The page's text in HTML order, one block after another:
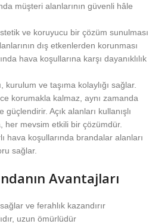
müşteri alanlarının güvenli hâle
ve koruyucu bir çözüm sunulması
dış etkenlerden korunması
hava koşullarına karşı dayanıklılık
kurulum ve taşıma kolaylığı sağlar.
korumakla kalmaz, aynı zamanda
Açık alanları kullanışlı
her mevsim etkili bir çözümdür.
hava koşullarında brandalar alanları
sağlar.
Avantajları
ve ferahlık kazandırır
uzun ömürlüdür